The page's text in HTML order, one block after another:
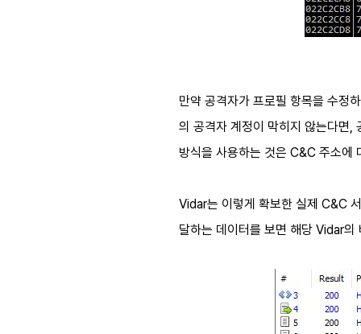
만약 공격자가 프로필 항목을 수정
의 공격자 계정이 막히지 않는다면,
방식을 사용하는 것은 C&C 주소에
Vidar는 이렇게 확보한 실제 C&C
달하는 데이터를 보면 해당 Vidar